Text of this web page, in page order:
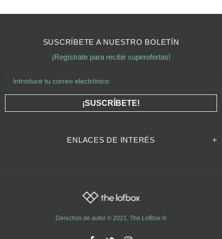
ENLACES DE INTERÉS
SUSCRÍBETE A NUESTRO BOLETÍN
¡Regístrate para recibir superofertas!
Derechos de autor © 2021, The LofBox ®